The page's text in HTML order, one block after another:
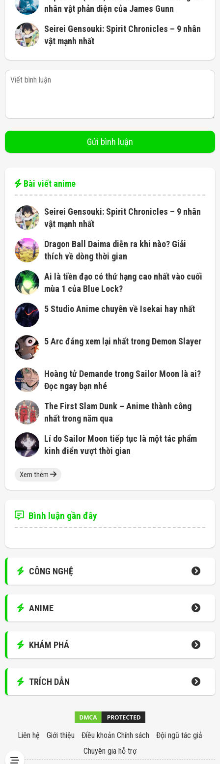
nhân vật phản diện của James Gunn
Seirei Gensouki: Spirit Chronicles – 9 nhân
vật mạnh nhất
Bài viết anime
Seirei Gensouki: Spirit Chronicles – 9 nhân
vật mạnh nhất
Dragon Ball Daima diễn ra khi nào? Giải
thích về dòng thời gian
Ai là tiền đạo có thứ hạng cao nhất vào cuối
mùa 1 của Blue Lock?
5 Studio Anime chuyên về Isekai hay nhất
5 Arc đáng xem lại nhất trong Demon Slayer
Hoàng tử Demande trong Sailor Moon là ai?
Đọc ngay bạn nhé
The First Slam Dunk – Anime thành công
nhất trong năm qua
Lí do Sailor Moon tiếp tục là một tác phẩm
kinh điển vượt thời gian
Xem thêm
Bình luận gần đây
CÔNG NGHỆ
ANIME
KHÁM PHÁ
TRÍCH DẪN
Liên hệ Giới thiệu Điều khoản Chính sách
Đội ngũ tác giả
Chuyên gia hỗ trợ